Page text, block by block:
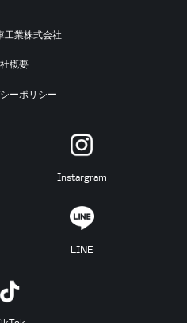
工業株式会社
概要
ーポリシー
Instargram
LINE